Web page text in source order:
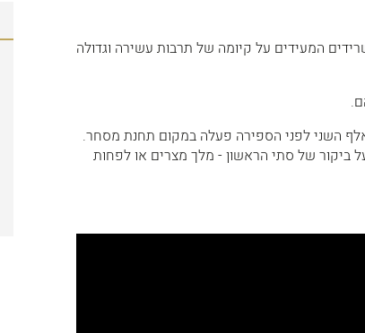
המעידים על קיומה של תרבות עשירה וגדולה
השני לפני הספירה פעלה במקום תחנת מסחר.
ביקור של סתי הראשון - מלך מצרים או לפחות